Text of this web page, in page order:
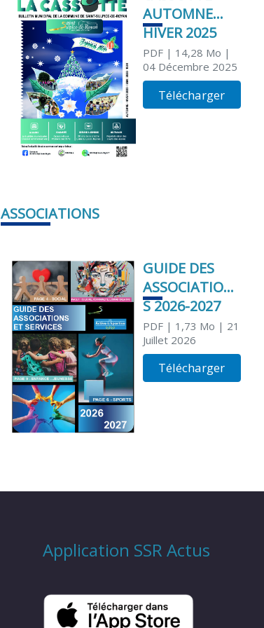
AUTOMNE
HIVER 2025
PDF| 14,28 Mo |
04 Décembre 2025
Télécharger
ASSOCIATIONS
GUIDE DES
ASSOCIATION
S 2026-2027
PDF| 1,73 Mo | 21
Juillet 2026
Télécharger
Application SSR Actus